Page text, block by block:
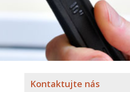
Kontaktujte nás